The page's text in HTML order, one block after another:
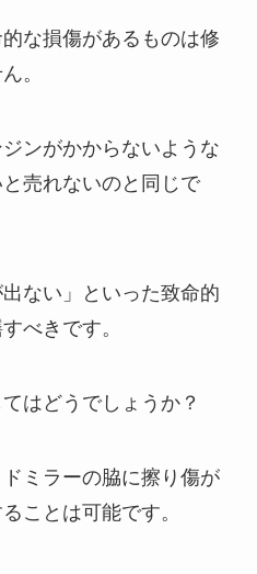
な損傷があるものは修
。
ンがかからないような
売れないのと同じで
ない」といった致命的
べきです。
はどうでしょうか？
ミラーの脇に擦り傷が
ことは可能です。